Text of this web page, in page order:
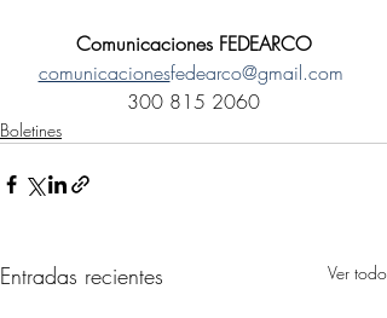
Comunicaciones FEDEARCO
comunicacionesfedearco@gmail.com
300 815 2060
Boletines
Entradas recientes Ver todo